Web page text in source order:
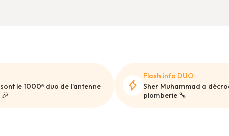
le 1000ᵉ duo de l'antenne
Flash info DUO
Sher Muhammad a
plomberie 🔧